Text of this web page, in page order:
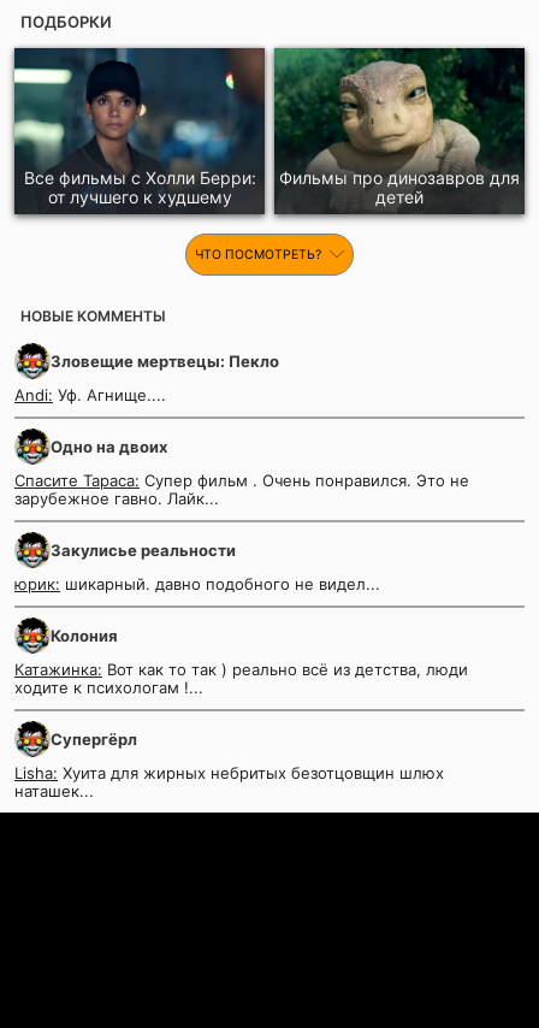
ПОДБОРКИ
Все фильмы с Холли Берри:
от лучшего к худшему
Фильмы про динозавров для
детей
ЧТО ПОСМОТРЕТЬ?
НОВЫЕ КОММЕНТЫ
Зловещие мертвецы: Пекло
Andi: Уф. Агнище....
Одно на двоих
Спасите Тараса: Супер фильм . Очень понравился. Это не
зарубежное гавно. Лайк...
Закулисье реальности
юрик: шикарный. давно подобного не видел...
Колония
Катажинка: Вот как то так ) реально всё из детства, люди
ходите к психологам !...
Супергёрл
Lisha: Хуита для жирных небритых безотцовщин шлюх
наташек...